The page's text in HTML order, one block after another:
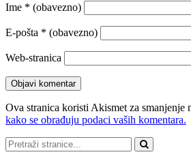
Ime * (obavezno)
E-pošta * (obavezno)
Web-stranica
Ova stranica koristi Akismet za smanjenje
kako se obrađuju podaci vaših komentara.
Pretraži